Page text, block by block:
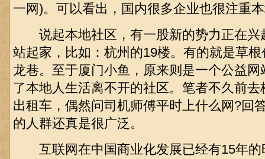
一网)。可以看出，国内很多企业也很注重
说起本地社区，有一股新的势力正在兴
站起家，比如：杭州的19楼。有的就是草
龙巷。至于厦门小鱼，原来则是一个公益
了本地人生活离不开的社区。笔者不久前
出租车，偶然问司机师傅平时上什么网?回
的人群还真是很广泛。
互联网在中国商业化发展已经有15年的